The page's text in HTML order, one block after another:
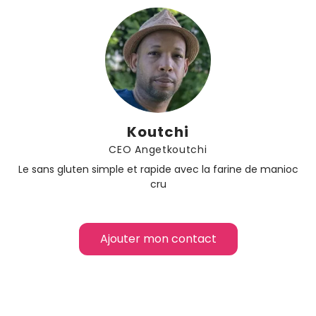
Koutchi
CEO Angetkoutchi
Le sans gluten simple et rapide avec la farine de manioc
cru
Ajouter mon contact